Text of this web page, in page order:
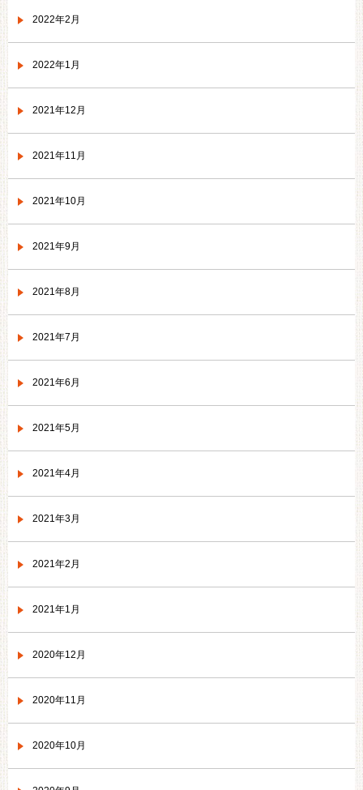
2022年2月
2022年1月
2021年12月
2021年11月
2021年10月
2021年9月
2021年8月
2021年7月
2021年6月
2021年5月
2021年4月
2021年3月
2021年2月
2021年1月
2020年12月
2020年11月
2020年10月